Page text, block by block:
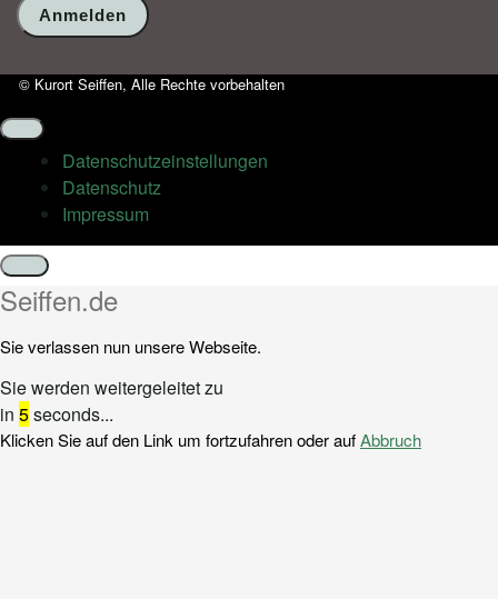
© Kurort Seiffen, Alle Rechte vorbehalten
Datenschutz­einstellungen
Datenschutz
Impressum
Schließen
Seiffen.de
Sie verlassen nun unsere Webseite.
Sie werden weitergeleitet zu
in 5seconds...
Klicken Sie auf den Link um fortzufahren oder aufAbbruch